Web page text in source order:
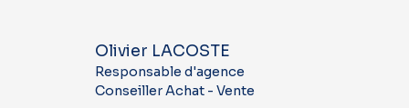
Olivier LACOSTE
Responsable d'agence
Conseiller Achat - Vente